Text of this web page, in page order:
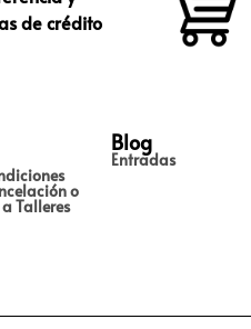
de crédito
o
Talleres
Blog
Entradas